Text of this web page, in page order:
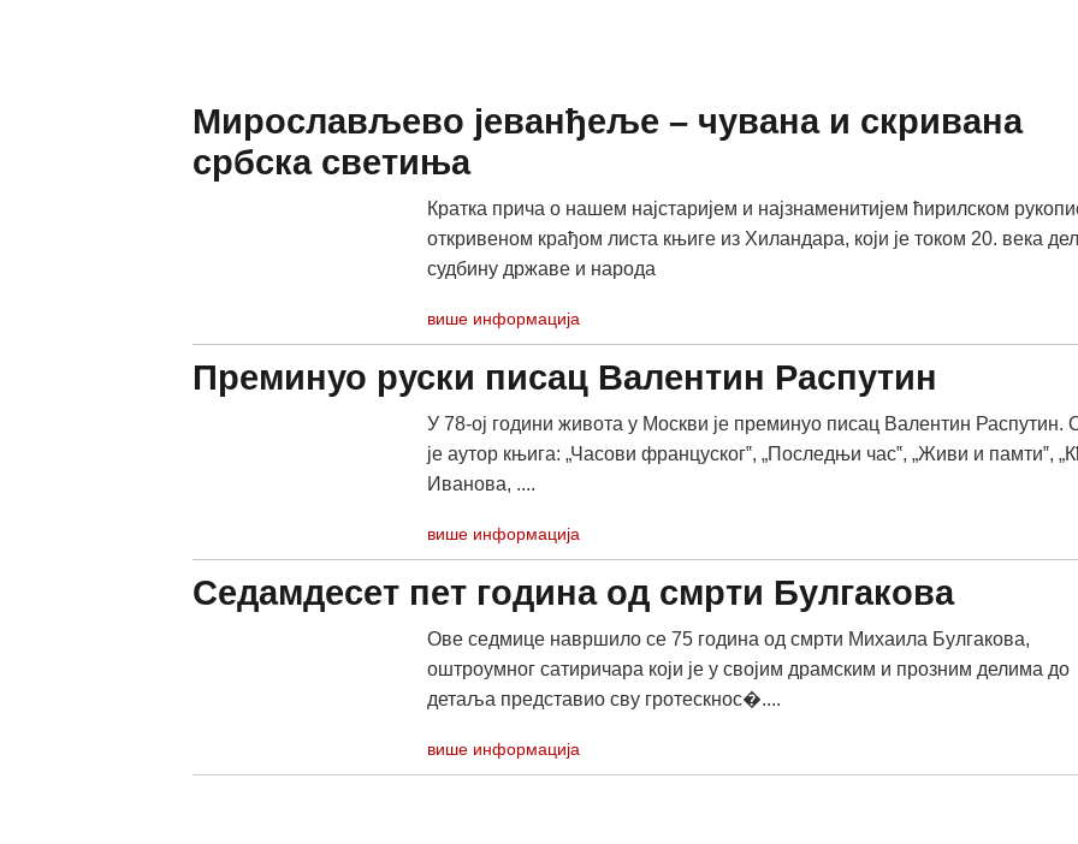
Мирослављево јеванђеље – чувана и скривана
србска светиња
Кратка прича о нашем најстаријем и најзнаменитијем ћирилском
откривеном крађом листа књиге из Хиландара, који је током 20. века
судбину државе и народа
више информација
Преминуо руски писац Валентин Распутин
У 78-ој години живота у Москви је преминуо писац Валентин Распутин.
је аутор књига: „Часови француског‟, „Последњи час‟, „Живи и памти‟,
Иванова, ....
више информација
Седамдесет пет година од смрти Булгакова
Ове седмице навршило се 75 година од смрти Михаила Булгакова,
оштроумног сатиричара који је у својим драмским и прозним делима до
детаља представио сву гротескнос�....
више информација